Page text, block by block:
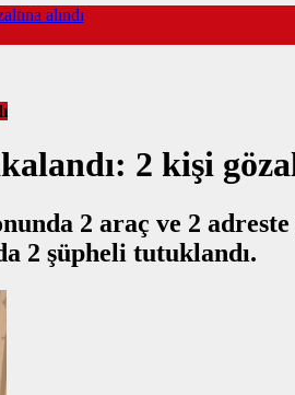
alındı
2 kişi
2 araç ve 2
2 şüpheli tutuklandı.